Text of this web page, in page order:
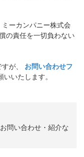
ーカンパニー株式会
の責任を一切負わない
が、
お問い合わせフ
いたします。
問い合わせ・紹介な